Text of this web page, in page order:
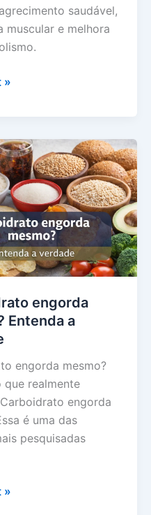
saudável,
muscular e melhora
»
engorda
Entenda a
engorda mesmo?
que realmente
engorda
é uma das
pesquisadas
»